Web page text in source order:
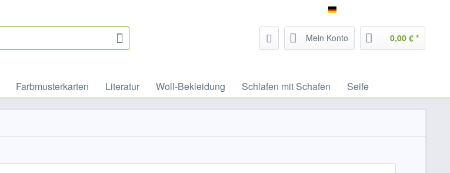
Mein Konto 0,00 € *
Farbmusterkarten Literatur Woll-Bekleidung Schlafen mit Schafen Seife